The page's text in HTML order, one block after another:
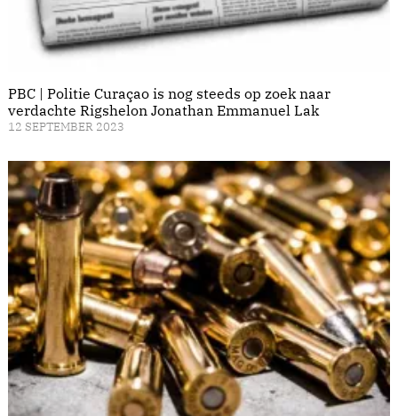
PBC | Politie Curaçao is nog steeds op zoek naar
verdachte Rigshelon Jonathan Emmanuel Lak
12 SEPTEMBER 2023